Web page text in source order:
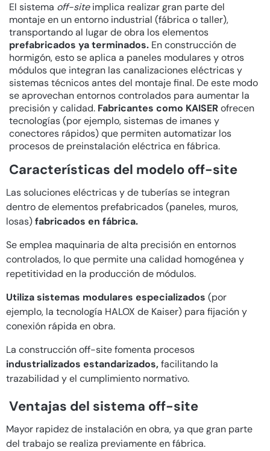
El sistema off-siteimplica realizar gran parte del
montaje en un entorno industrial (fábrica o taller),
transportando al lugar de obra los elementos
prefabricados ya terminados. En construcción de
hormigón, esto se aplica a paneles modulares y otros
módulos que integran las canalizaciones eléctricas y
sistemas técnicos antes del montaje final. De este modo
se aprovechan entornos controlados para aumentar la
precisión y calidad. Fabricantes como KAISERofrecen
tecnologías (por ejemplo, sistemas de imanes y
conectores rápidos) que permiten automatizar los
procesos de preinstalación eléctrica en fábrica.
Características del modelo off-site
Las soluciones eléctricas y de tuberías se integran
dentro de elementos prefabricados (paneles, muros,
losas)fabricados en fábrica.
Se emplea maquinaria de alta precisión en entornos
controlados, lo que permite una calidad homogénea y
repetitividad en la producción de módulos.
Utiliza sistemas modulares especializados (por
ejemplo, la tecnología HALOX de Kaiser) para fijación y
conexión rápida en obra.
La construcción off-site fomenta procesos
industrializados estandarizados,facilitando la
trazabilidad y el cumplimiento normativo.
Ventajas del sistema off-site
Mayor rapidez de instalación en obra, ya que gran parte
del trabajo se realiza previamente en fábrica.